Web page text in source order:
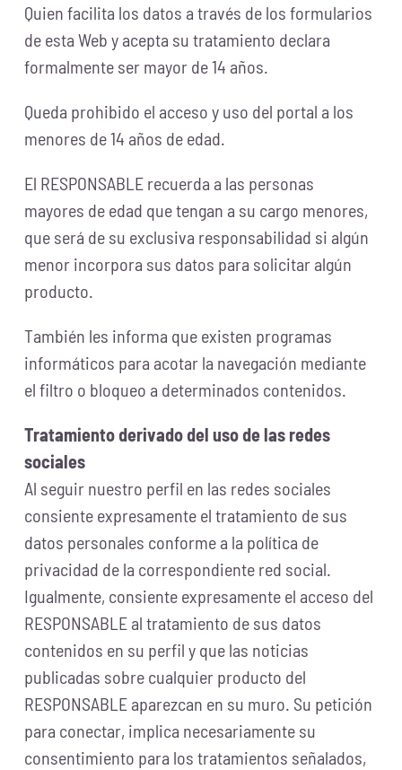
Quien facilita los datos a través de los formularios
de esta Web y acepta su tratamiento declara
formalmente ser mayor de 14 años.
Queda prohibido el acceso y uso del portal a los
menores de 14 años de edad.
El RESPONSABLE recuerda a las personas
mayores de edad que tengan a su cargo menores,
que será de su exclusiva responsabilidad si algún
menor incorpora sus datos para solicitar algún
producto.
También les informa que existen programas
informáticos para acotar la navegación mediante
el filtro o bloqueo a determinados contenidos.
Tratamiento derivado del uso de las redes
sociales
Al seguir nuestro perfil en las redes sociales
consiente expresamente el tratamiento de sus
datos personales conforme a la política de
privacidad de la correspondiente red social.
Igualmente, consiente expresamente el acceso del
RESPONSABLE al tratamiento de sus datos
contenidos en su perfil y que las noticias
publicadas sobre cualquier producto del
RESPONSABLE aparezcan en su muro. Su petición
para conectar, implica necesariamente su
consentimiento para los tratamientos señalados,